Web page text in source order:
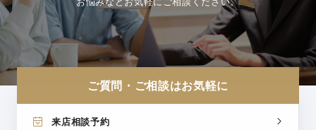
ご質問・ご相談はお気軽に
来店相談予約